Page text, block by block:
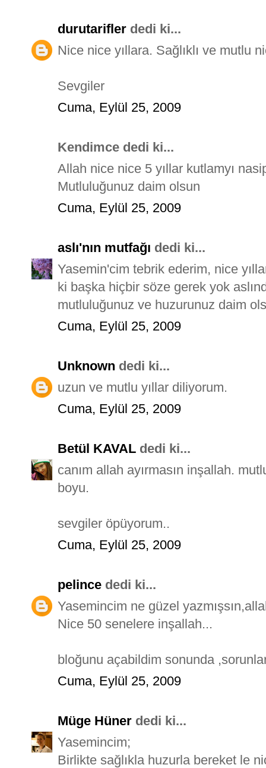
durutarifler dedi ki...
Nice nice yıllara. Sağlıklı ve mutlu
Sevgiler
Cuma, Eylül 25, 2009
Kendimce dedi ki...
Allah nice nice 5 yıllar kutlamyı
Mutluluğunuz daim olsun
Cuma, Eylül 25, 2009
aslı'nın mutfağı dedi ki...
Yasemin'cim tebrik ederim, nice
ki başka hiçbir söze gerek yok
mutluluğunuz ve huzurunuz daim
Cuma, Eylül 25, 2009
Unknown dedi ki...
uzun ve mutlu yıllar diliyorum.
Cuma, Eylül 25, 2009
Betül KAVAL dedi ki...
canım allah ayırmasın inşallah.
boyu.
sevgiler öpüyorum..
Cuma, Eylül 25, 2009
pelince dedi ki...
Yasemincim ne güzel
Nice 50 senelere inşallah...
bloğunu açabildim sonunda
Cuma, Eylül 25, 2009
Müge Hüner dedi ki...
Yasemincim;
Birlikte sağlıkla huzurla bereket le